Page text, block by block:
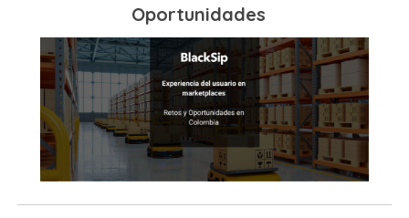
Oportunidades